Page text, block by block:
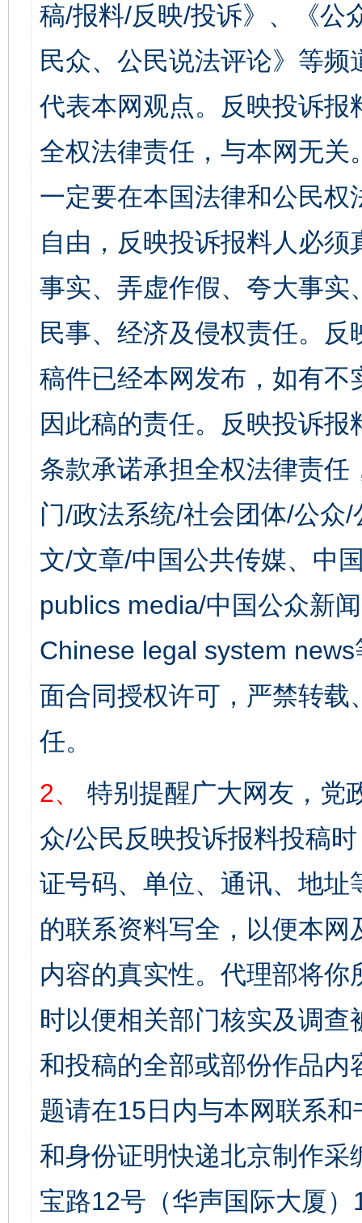
稿/报料/反映/投诉》、《公
民众、公民说法评论》等
代表本网观点。反映投诉
全权法律责任，与本网无
一定要在本国法律和公民
自由，反映投诉报料人必
事实、弄虚作假、夸大事
民事、经济及侵权责任。
稿件已经本网发布，如有
因此稿的责任。反映投诉
条款承诺承担全权法律责
门/政法系统/社会团体/公众
文/文章/中国公共传媒、中
publics media/中国公众新
Chinese legal system
面合同授权许可，严禁转
任。
2、
特别提醒广大网友，党
众/公民反映投诉报料投稿
证号码、单位、通讯、地
的联系资料写全，以便本
内容的真实性。代理部将
时以便相关部门核实及调
和投稿的全部或部份作品
题请在15日内与本网联系
和身份证明快递北京制作
宝路12号（华声国际大厦